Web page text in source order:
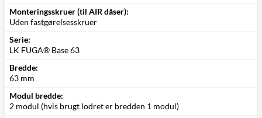
Monteringsskruer (til AIR dåser):
Uden fastgørelsesskruer
Serie:
LK FUGA® Base 63
Bredde:
63 mm
Modul bredde:
2 modul (hvis brugt lodret er bredden 1 modul)